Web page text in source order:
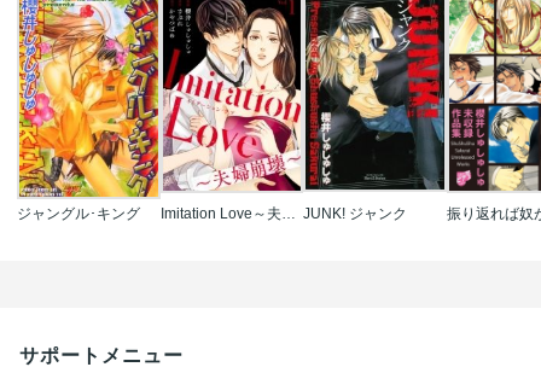
ジャングル･キング JUNK! ジャンク
サポートメニュー